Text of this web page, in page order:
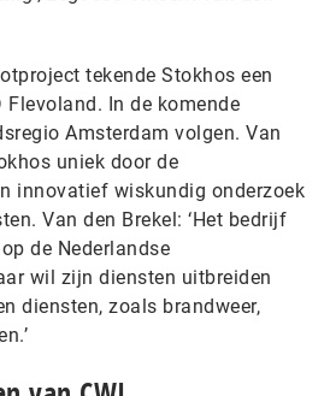
tekende Stokhos een
Flevoland. In de komende
Amsterdam volgen. Van
uniek door de
innovatief wiskundig onderzoek
Van den Brekel: ‘Het bedrijf
de Nederlandse
wil zijn diensten uitbreiden
diensten, zoals brandweer,